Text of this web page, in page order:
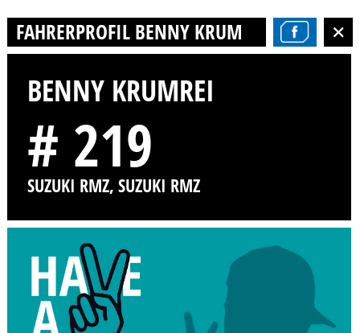
FAHRERPROFIL BENNY KRUMREI
BENNY KRUMREI
# 219
SUZUKI RMZ, SUZUKI RMZ